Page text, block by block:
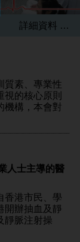
詳細資料 …
質素、專業性
的核心原則
機構，本會對
人士主導的醫
香港市民、學
開辦抽血及靜
靜脈注射操